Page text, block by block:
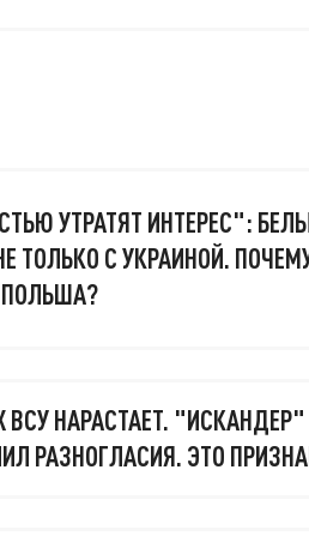
УТРАТЯТ ИНТЕРЕС":
ТОЛЬКО С УКРАИНОЙ.
ВСУ НАРАСТАЕТ.
РАЗНОГЛАСИЯ. ЭТО